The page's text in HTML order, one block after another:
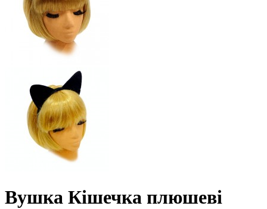
Вушка Кішечка плюшеві